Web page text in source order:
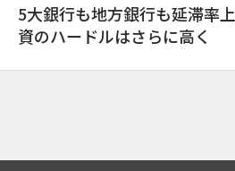
5大銀行も地方銀行も延滞率
資のハードルはさらに高く